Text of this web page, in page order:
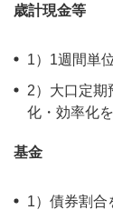
歳計現金等
1）1週間単
2）大口定期
化・効率化
基金
1）債券割合